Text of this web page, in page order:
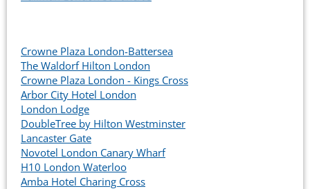
Crowne Plaza London-Battersea
The Waldorf Hilton London
Crowne Plaza London - Kings Cross
Arbor City Hotel London
London Lodge
DoubleTree by Hilton Westminster
Lancaster Gate
Novotel London Canary Wharf
H10 London Waterloo
Amba Hotel Charing Cross